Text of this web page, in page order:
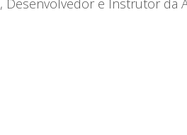
, Desenvolvedor e Instrutor da